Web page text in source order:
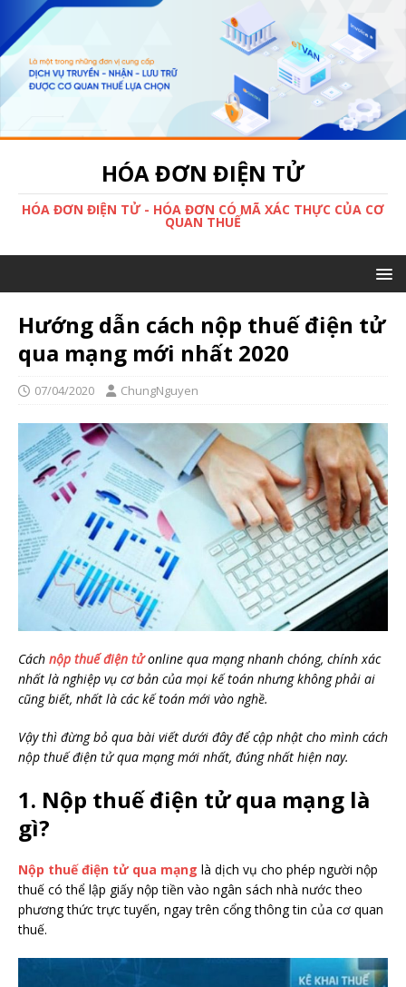
HÓA ĐƠN ĐIỆN TỬ
HÓA ĐƠN ĐIỆN TỬ - HÓA ĐƠN CÓ MÃ XÁC THỰC CỦA CƠ
QUAN THUẾ
Hướng dẫn cách nộp thuế điện tử
qua mạng mới nhất 2020
07/04/2020 ChungNguyen
Cách nộp thuế điện tửonline qua mạng nhanh chóng, chính xác
nhất là nghiệp vụ cơ bản của mọi kế toán nhưng không phải ai
cũng biết, nhất là các kế toán mới vào nghề.
Vậy thì đừng bỏ qua bài viết dưới đây để cập nhật cho mình cách
nộp thuế điện tử qua mạng mới nhất, đúng nhất hiện nay.
1. Nộp thuế điện tử qua mạng là
gì?
Nộp thuế điện tử qua mạng là dịch vụ cho phép người nộp
thuế có thể lập giấy nộp tiền vào ngân sách nhà nước theo
phương thức trực tuyến, ngay trên cổng thông tin của cơ quan
thuế.